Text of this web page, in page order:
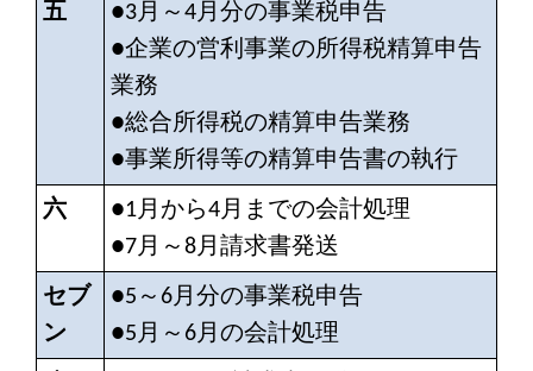
五
●3月～4月分の事業税申告
●企業の営利事業の所得税精算申告
業務
●総合所得税の精算申告業務
●事業所得等の精算申告書の執行
六
●1月から4月までの会計処理
●7月～8月請求書発送
セブ
ン
●5～6月分の事業税申告
●5月～6月の会計処理